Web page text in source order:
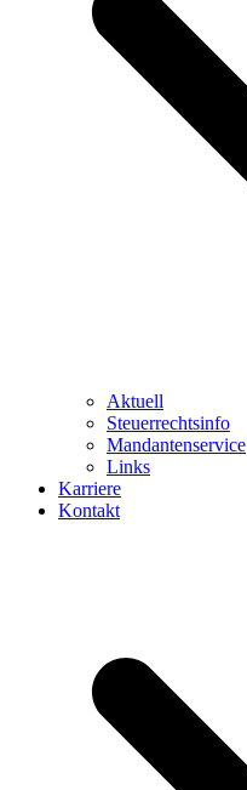
Aktuell
Steuerrechtsinfo
Mandantenservice
Links
Karriere
Kontakt